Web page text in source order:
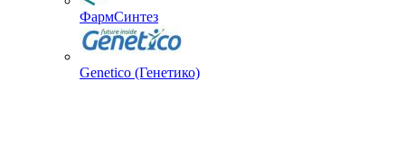
ФармСинтез
Genetico (Генетико)